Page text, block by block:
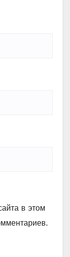
в этом